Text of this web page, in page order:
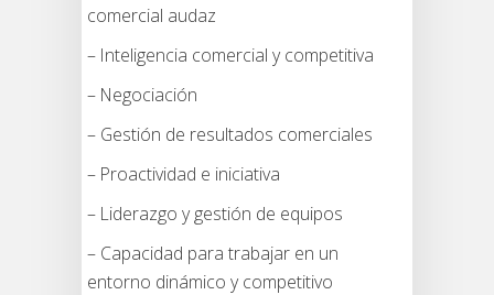
comercial audaz
– Inteligencia comercial y competitiva
– Negociación
– Gestión de resultados comerciales
– Proactividad e iniciativa
– Liderazgo y gestión de equipos
– Capacidad para trabajar en un
entorno dinámico y competitivo